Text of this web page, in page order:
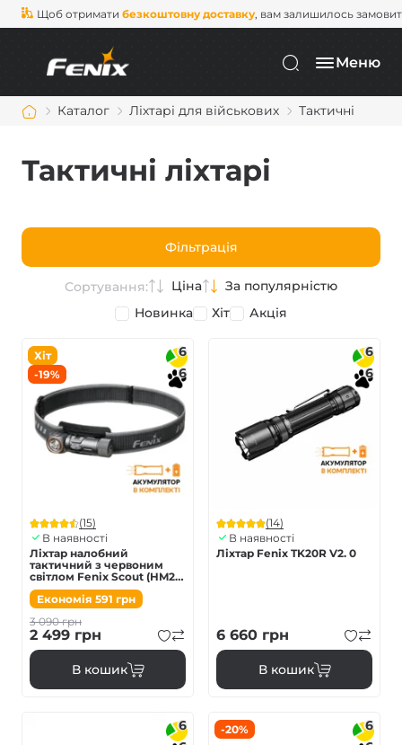
Щоб отримати безкоштовну доставку, вам залишилось
Меню
Каталог Ліхтарі для військових Тактичні
Тактичні ліхтарі
Фільтрація
Сортування: Ціна
За популярністю
Новинка
Хіт Акція
Хіт
-19%
6
6
(15)
В наявності
Ліхтар налобний
тактичний з червоним
світлом Fenix Scout (HM23
V2.0) | Лімітована серія
Економія 591 грн
3 090грн
2 499 грн
В кошик
6
6
(14)
В наявності
Ліхтар Fenix TK20R V2. 0
6 660 грн
В кошик
6
-20%
6